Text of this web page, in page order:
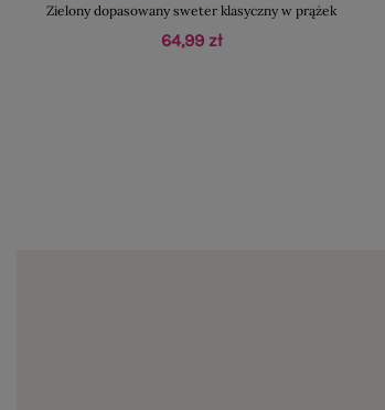
Zielony dopasowany sweter klasyczny w prążek
64,99 zł